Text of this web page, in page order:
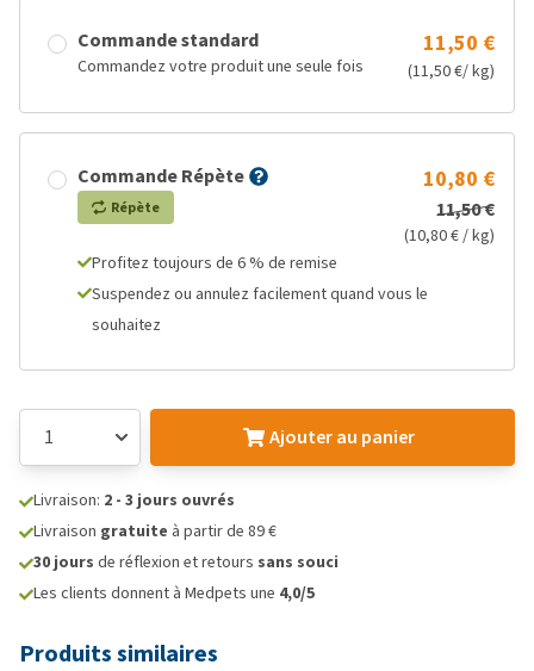
Commande standard
Commandez votre produit une seule fois
11,50 €
(11,50 €/ kg)
Commande Répète
Répète
10,80 €
11,50 €
(10,80 € / kg)
Profitez toujours de 6 % de remise
Suspendez ou annulez facilement quand vous le
souhaitez
Ajouter au panier
Livraison: 2 - 3 jours ouvrés
Livraison gratuite à partir de 89 €
30 jours de réflexion et retours sans souci
Les clients donnent à Medpets une 4,0/5
Produits similaires